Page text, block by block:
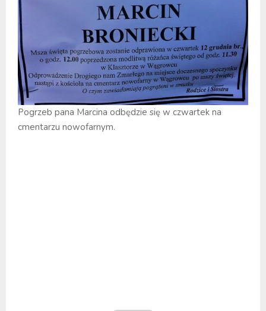
Pogrzeb pana Marcina odbędzie się w czwartek na
cmentarzu nowofarnym.